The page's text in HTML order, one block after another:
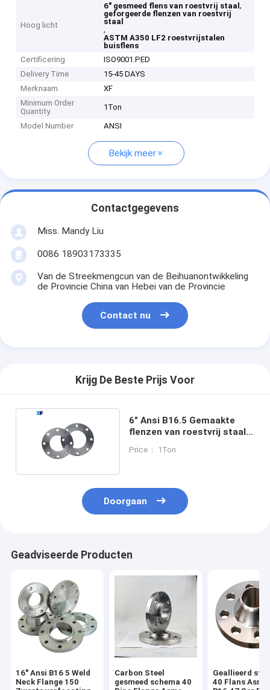
Hoog licht
6" gesmeed flens van roestvrij staal,
geforgeerde flenzen van roestvrij
staal
,
ASTM A350 LF2 roestvrijstalen
buisflens
Certificering
ISO9001.PED
Delivery Time
15-45 DAYS
Merknaam
XF
Minimum Order
Quantity
1Ton
Model Number ANSI
Bekijk meer
Contactgegevens
Miss. Mandy Liu
0086 18903173335
Van de Streekmengcun van de Beihuanontwikkeling
de Provincie China van Hebei van de Provincie
Contact nu
Krijg De Beste Prijs Voor
6" Ansi B16.5 Gemaakte
flenzen van roestvrij staal
Price： 1Ton
Doorgaan
Geadviseerde Producten
16" Ansi B16 5 Weld
Neck Flange 150
Carbon Steel
gesmeed schema 40
Geallieerd
40 Flans Asme